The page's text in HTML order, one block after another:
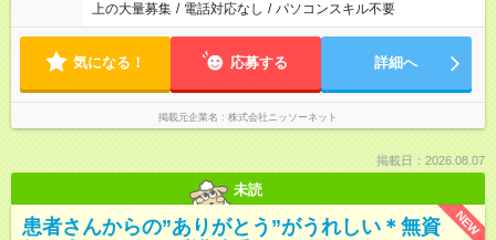
上の大量募集 / 電話対応なし / パソコンスキル不要
気になる！ 応募する 詳細へ
掲載元企業名 株式会社ニッソーネット
掲載日：2026.08.07
未読
NEW
患者さんからの”ありがとう”がうれしい＊無資